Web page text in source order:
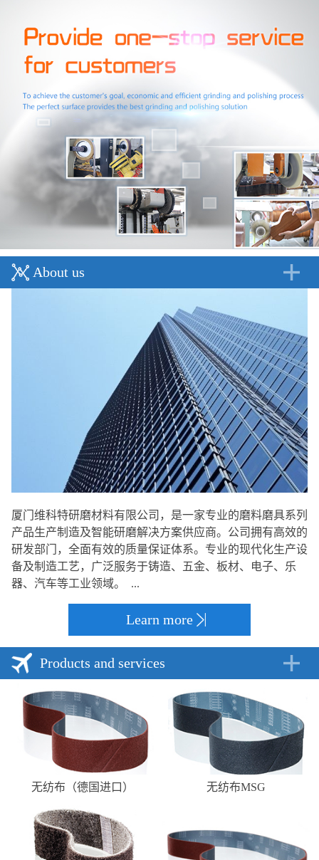
About us
厦门维科特研磨材料有限公司，是一家专业的磨料磨具系列
产品生产制造及智能研磨解决方案供应商。公司拥有高效的
研发部门，全面有效的质量保证体系。专业的现代化生产设
备及制造工艺，广泛服务于铸造、五金、板材、电子、乐
器、汽车等工业领域。 ...
Learn more
Products and services
无纺布（德国进口） 无纺布MSG